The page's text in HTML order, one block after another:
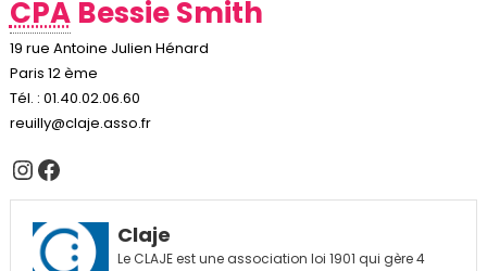
CPABessie Smith
19 rue Antoine Julien Hénard
Paris 12 ème
Tél. : 01.40.02.06.60
reuilly@claje.asso.fr
Instagram
Facebook
Claje
Le CLAJE est une association loi 1901 qui gère 4